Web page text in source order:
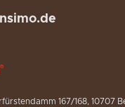
167/168, 10707